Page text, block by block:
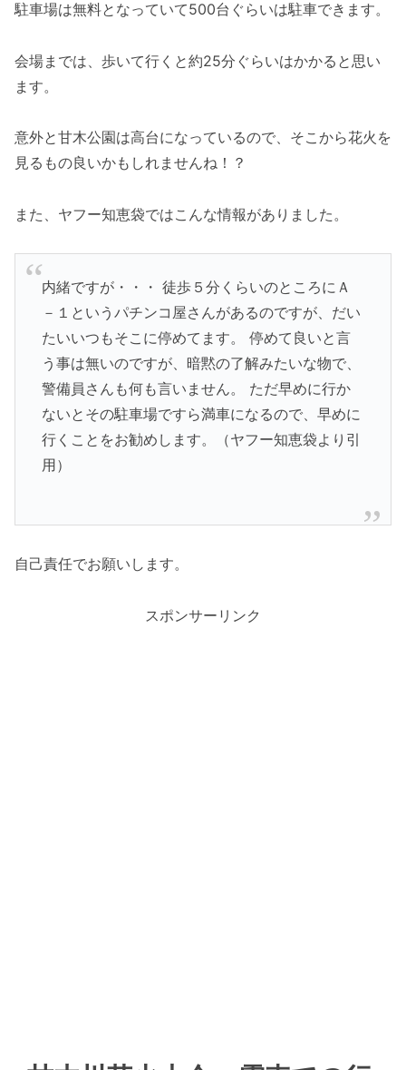
駐車場は無料となっていて500台ぐらいは駐車できます。
会場までは、歩いて行くと約25分ぐらいはかかると思い
ます。
意外と甘木公園は高台になっているので、そこから花火を
見るもの良いかもしれませんね！？
また、ヤフー知恵袋ではこんな情報がありました。
内緒ですが・・・ 徒歩５分くらいのところにＡ
－１というパチンコ屋さんがあるのですが、だい
たいいつもそこに停めてます。 停めて良いと言
う事は無いのですが、暗黙の了解みたいな物で、
警備員さんも何も言いません。 ただ早めに行か
ないとその駐車場ですら満車になるので、早めに
行くことをお勧めします。（ヤフー知恵袋より引
用）
自己責任でお願いします。
スポンサーリンク